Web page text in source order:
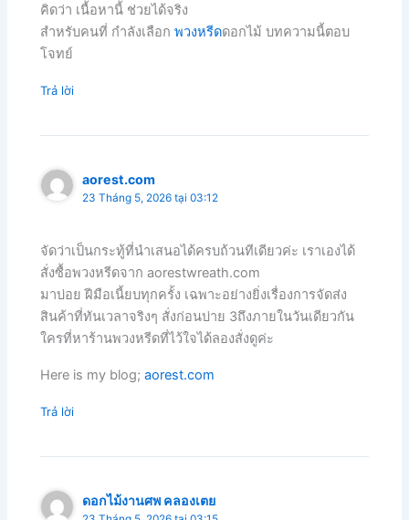
คิดว่า เนื้อหานี้ ช่วยได้จริง
สำหรับคนที่ กำลังเลือกพวงหรีดดอกไม้ บทความนี้ตอบ
โจทย์
Trả lời
aorest.com
23 Tháng 5, 2026 tại 03:12
จัดว่าเป็นกระทู้ที่นำเสนอได้ครบถ้วนทีเดียวค่ะ เราเองได้
สั่งซื้อพวงหรีดจาก aorestwreath.com
มาบ่อย ฝีมือเนี้ยบทุกครั้ง เฉพาะอย่างยิ่งเรื่องการจัดส่ง
สินค้าที่ทันเวลาจริงๆ สั่งก่อนบ่าย 3ถึงภายในวันเดียวกัน
ใครที่หาร้านพวงหรีดที่ไว้ใจได้ลองสั่งดูค่ะ
Here is my blog;aorest.com
Trả lời
ดอกไม้งานศพ คลองเตย